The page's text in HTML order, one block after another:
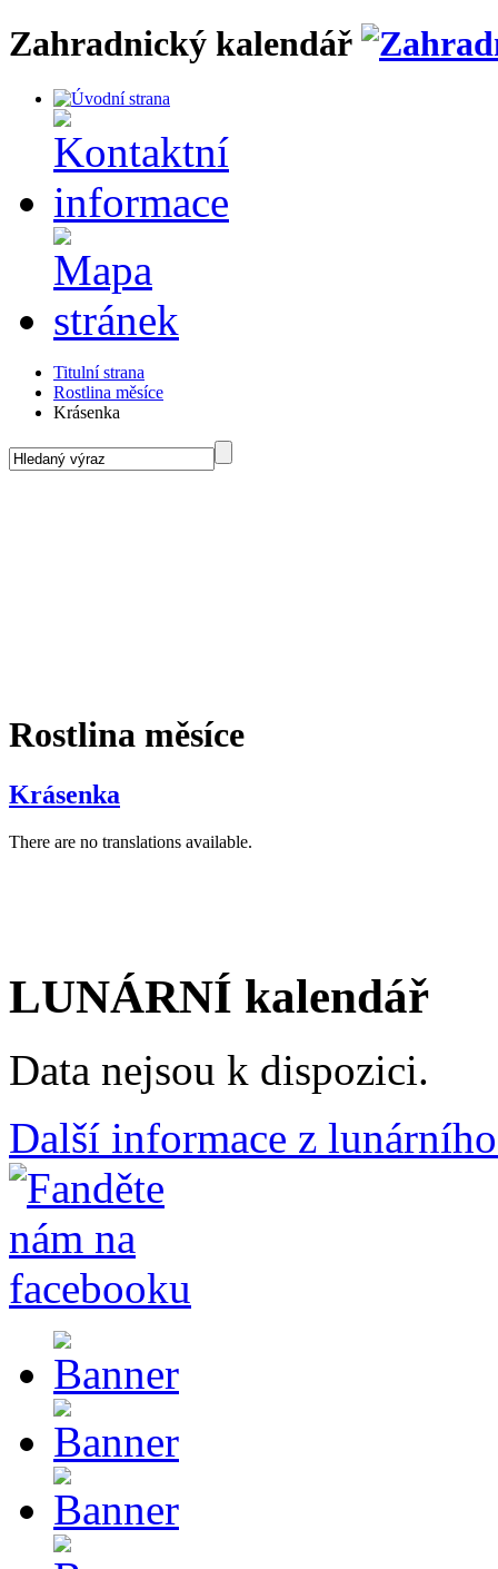
Zahradnický kalendář
Titulní strana
Rostlina měsíce
Krásenka
Rostlina měsíce
Krásenka
There are no translations available.
LUNÁRNÍ kalendář
Data nejsou k dispozici.
Další informace z